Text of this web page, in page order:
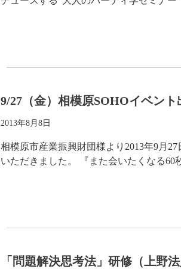
9/27（金）相模原SOHOイベント
2013年8月8日
相模原市産業振興財団様より2013年9月
いただきました。 『また会いたくなる
「問題解決思考法」研修（上野法